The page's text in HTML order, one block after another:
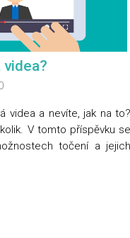
videa?
videa a nevíte, jak na to?
V tomto příspěvku se
točení a jejich